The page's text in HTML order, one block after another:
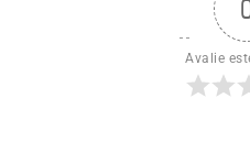
Avalie